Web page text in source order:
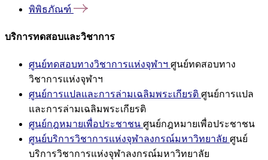
พิพิธภัณฑ์
บริการทดสอบและวิชาการ
ศูนย์ทดสอบทางวิชาการแห่งจุฬาฯ ศูนย์ทดสอบทาง
วิชาการแห่งจุฬาฯ
ศูนย์การแปลและการล่ามเฉลิมพระเกียรติ ศูนย์การแปล
และการล่ามเฉลิมพระเกียรติ
ศูนย์กฎหมายเพื่อประชาชน ศูนย์กฎหมายเพื่อประชาชน
ศูนย์บริการวิชาการแห่งจุฬาลงกรณ์มหาวิทยาลัย ศูนย์
บริการวิชาการแห่งจุฬาลงกรณ์มหาวิทยาลัย